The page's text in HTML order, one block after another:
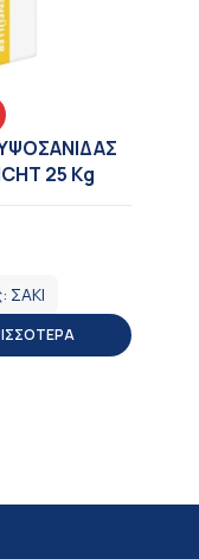
25 Kg
ΣΑΚΙ